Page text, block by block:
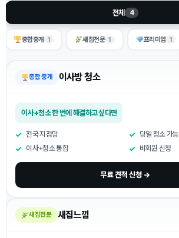
전체 4
종합중개 1 새집전문 1 프리미엄 1
종합 중개 이사방 청소
이사+청소 한 번에 해결하고 싶다면
전국 지점망
당일 청소 가능
이사+청소 통합
비회원 신청
무료 견적 신청 →
새집전문 새집느낌